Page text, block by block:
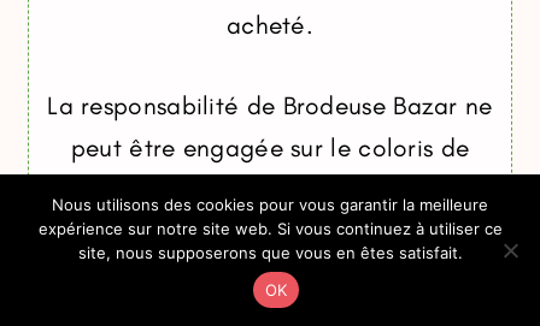
acheté.
La responsabilité de Brodeuse Bazar ne
peut être engagée sur le coloris de
légèrement différent de la photo
présentée sur le site.
Nous utilisons des cookies pour vous garantir la meilleure
expérience sur notre site web. Si vous continuez à utiliser ce
site, nous supposerons que vous en êtes satisfait.
OK